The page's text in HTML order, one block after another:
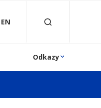
EN
Odkazy